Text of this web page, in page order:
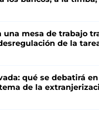
una mesa de trabajo
de la
qué se debatirá
de la